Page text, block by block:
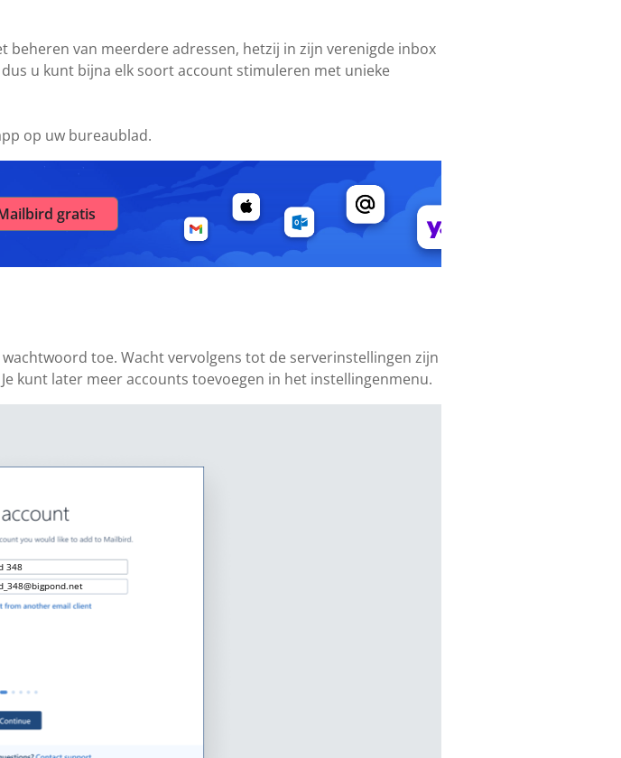
beheren van meerdere adressen, hetzij in zijn verenigde inbox
u kunt bijna elk soort account stimuleren met unieke
op uw bureaublad.
gratis
toe. Wacht vervolgens tot de serverinstellingen zijn
Je kunt later meer accounts toevoegen in het instellingenmenu.
348